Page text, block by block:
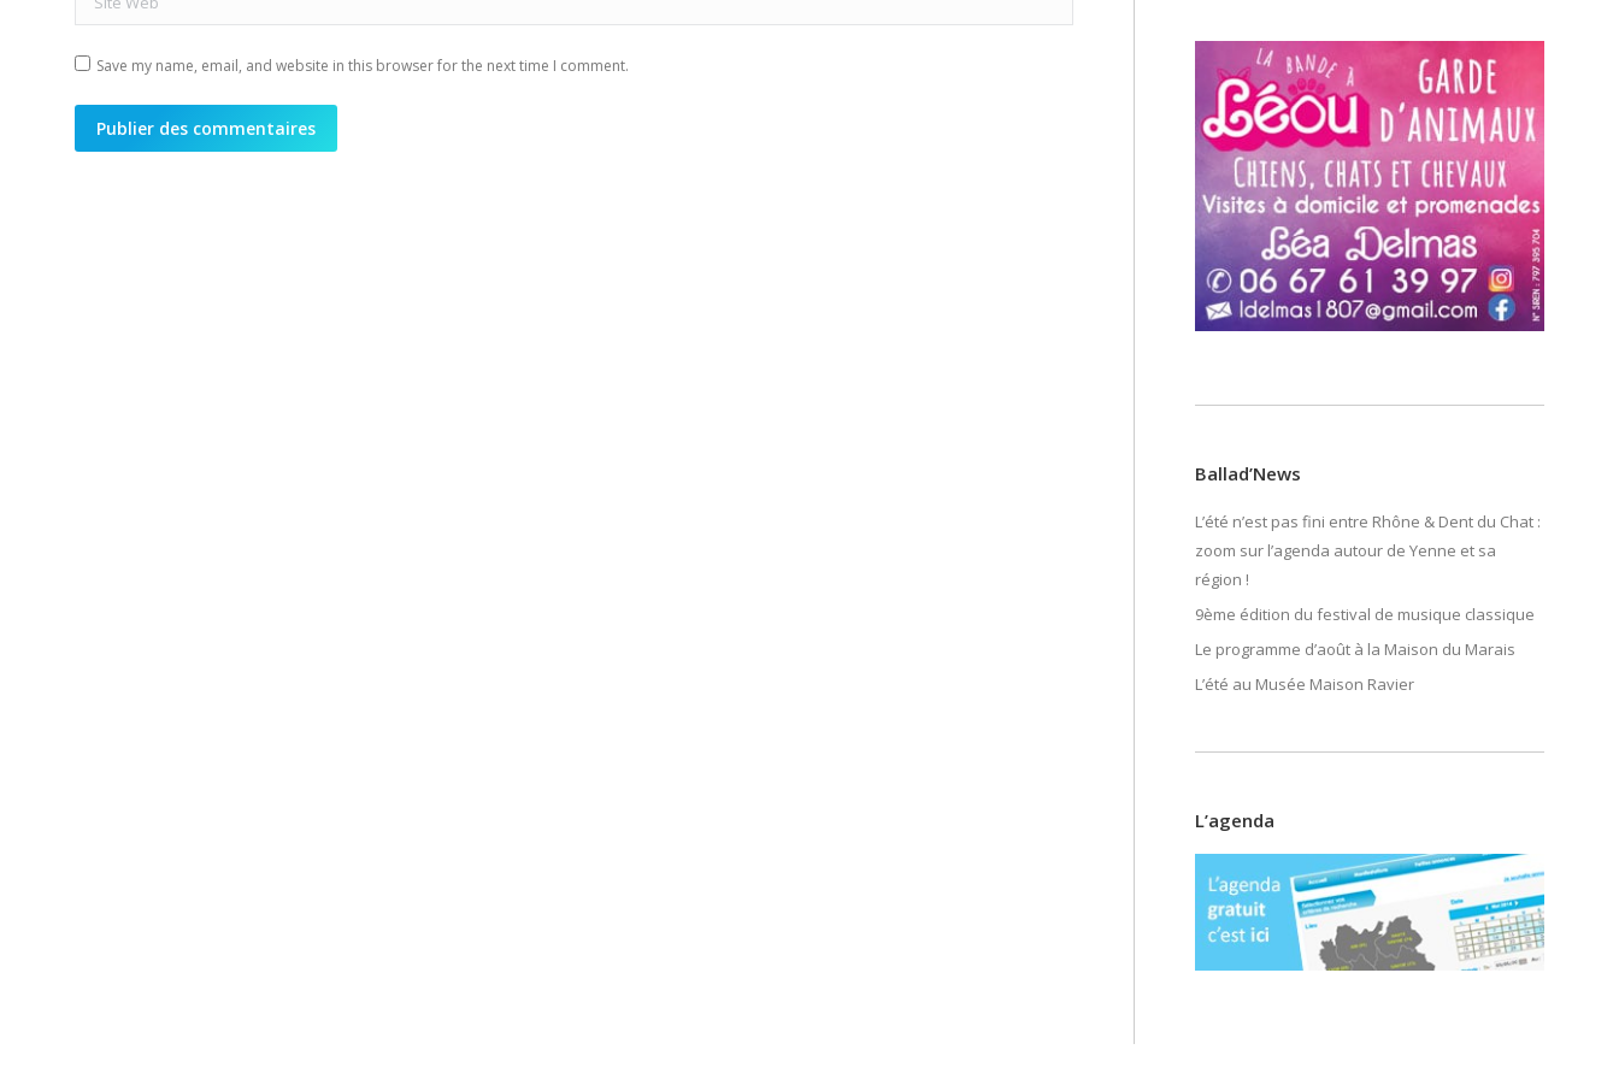
Save my name, email, and website in this browser for the next time I comment.
Publier des commentaires
Ballad’News
L’été n’est pas fini entre Rhône & Dent du Chat :
zoom sur l’agenda autour de Yenne et sa
région !
9ème édition du festival de musique classique
Le programme d’août à la Maison du Marais
L’été au Musée Maison Ravier
L’agenda